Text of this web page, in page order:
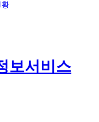
황